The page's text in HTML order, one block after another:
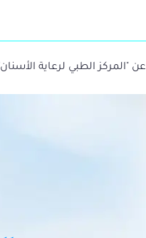
عن "المركز الطبي لرعاية الأسنان"